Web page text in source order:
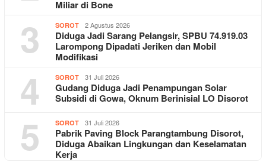
Miliar di Bone
3 SOROT 2 Agustus 2026
Diduga Jadi Sarang Pelangsir, SPBU 74.919.03
Larompong Dipadati Jeriken dan Mobil
Modifikasi
4 SOROT 31 Juli 2026
Gudang Diduga Jadi Penampungan Solar
Subsidi di Gowa, Oknum Berinisial LO Disorot
5 SOROT 31 Juli 2026
Pabrik Paving Block Parangtambung Disorot,
Diduga Abaikan Lingkungan dan Keselamatan
Kerja